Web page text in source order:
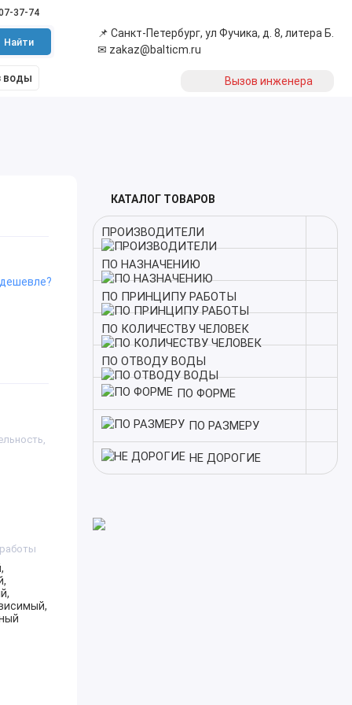
37-74
Найти
📌 Санкт-Петербург, ул Фучика, д. 8, литера Б.
✉ zakaz@balticm.ru
воды Вызов инженера
КАТАЛОГ ТОВАРОВ
ПРОИЗВОДИТЕЛИ
ПО НАЗНАЧЕНИЮ
ПО ПРИНЦИПУ РАБОТЫ
ПО КОЛИЧЕСТВУ ЧЕЛОВЕК
ПО ОТВОДУ ВОДЫ
ПО ФОРМЕ
ПО РАЗМЕРУ
НЕ ДОРОГИЕ